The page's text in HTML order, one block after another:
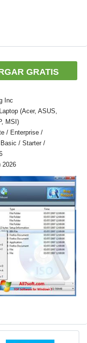
GRATIS
Inc
(Acer, ASUS,
MSI)
/ Enterprise /
/ Starter /
2026